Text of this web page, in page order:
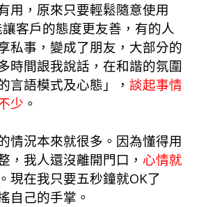
用，原來只要輕鬆隨意使用
讓客戶的態度更友善，有的人
私事，變成了朋友，大部分的
時間詪我說話，在和諧的氛圍
言語模式及心態」， 談起事情
少 。
情況本來就很多。因為懂得用
，我人還沒離開門口， 心情就
。現在我只要五秒鐘就OK了
自己的手掌。